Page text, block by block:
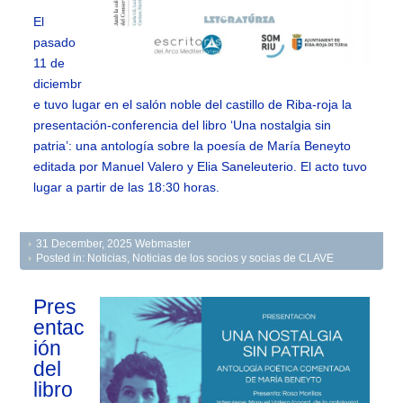
El
pasado
11 de
diciembr
e tuvo lugar en el salón noble del castillo de Riba-roja la
presentación-conferencia del libro ‘Una nostalgia sin
patria’: una antología sobre la poesía de María Beneyto
editada por Manuel Valero y Elia Saneleuterio. El acto tuvo
lugar a partir de las 18:30 horas.
31 December, 2025 Webmaster
Posted in: Noticias Noticias de los socios y socias de CLAVE
Pres
entac
ión
del
libro